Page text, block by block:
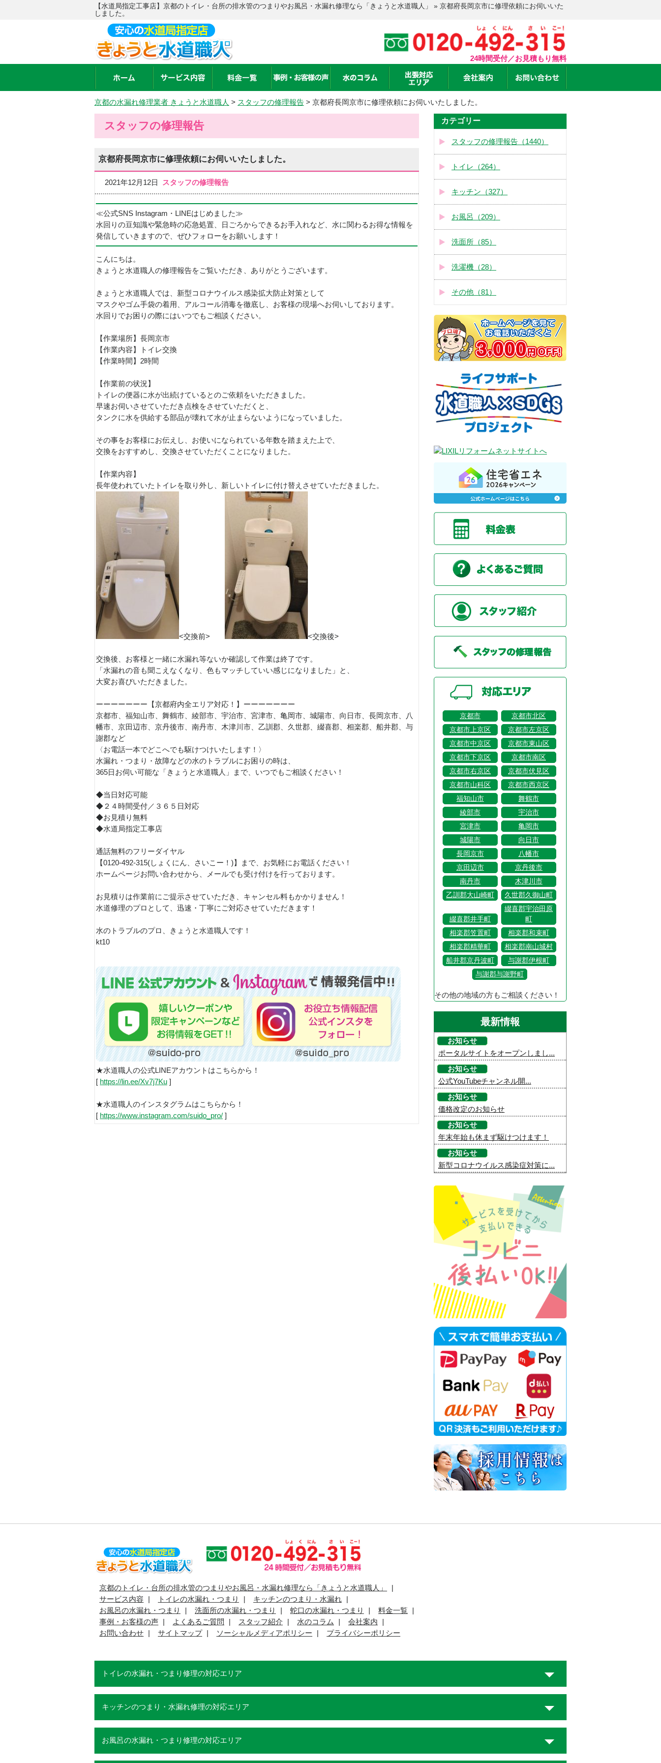
【水道局指定工事店】京都のトイレ・台所の排水管のつまりやお風呂・水漏れ修理なら「きょうと水道職人」 » 京都府長岡京市に修理依頼にお伺いいた
しました。
24時間受付／お見積もり無料
京都の水漏れ修理業者 きょうと水道職人 > スタッフの修理報告 > 京都府長岡京市に修理依頼にお伺いいたしました。
スタッフの修理報告
京都府長岡京市に修理依頼にお伺いいたしました。
2021年12月12日 スタッフの修理報告
≪公式SNS Instagram・LINEはじめました≫
水回りの豆知識や緊急時の応急処置、日ごろからできるお手入れなど、水に関わるお得な情報を
発信していきますので、ぜひフォローをお願いします！
こんにちは。
きょうと水道職人の修理報告をご覧いただき、ありがとうございます。
きょうと水道職人では、新型コロナウイルス感染拡大防止対策として
マスクやゴム手袋の着用、アルコール消毒を徹底し、お客様の現場へお伺いしております。
水回りでお困りの際にはいつでもご相談ください。
【作業場所】長岡京市
【作業内容】トイレ交換
【作業時間】2時間
【作業前の状況】
トイレの便器に水が出続けているとのご依頼をいただきました。
早速お伺いさせていただき点検をさせていただくと、
タンクに水を供給する部品が壊れて水が止まらないようになっていました。
その事をお客様にお伝えし、お使いになられている年数を踏まえた上で、
交換をおすすめし、交換させていただくことになりました。
【作業内容】
長年使われていたトイレを取り外し、新しいトイレに付け替えさせていただきました。
<交換前> <交換後>
交換後、お客様と一緒に水漏れ等ないか確認して作業は終了です。
「水漏れの音も聞こえなくなり、色もマッチしていい感じになりました」と、
大変お喜びいただきました。
ーーーーーーー【京都府内全エリア対応！】ーーーーーーー
京都市、福知山市、舞鶴市、綾部市、宇治市、宮津市、亀岡市、城陽市、向日市、長岡京市、八
幡市、京田辺市、京丹後市、南丹市、木津川市、乙訓郡、久世郡、綴喜郡、相楽郡、船井郡、与
謝郡など
〈お電話一本でどこへでも駆けつけいたします！〉
水漏れ・つまり・故障などの水のトラブルにお困りの時は、
365日お伺い可能な「きょうと水道職人」まで、いつでもご相談ください！
◆当日対応可能
◆２４時間受付／３６５日対応
◆お見積り無料
◆水道局指定工事店
通話無料のフリーダイヤル
【0120-492-315(しょくにん、さいこー！)】まで、お気軽にお電話ください！
ホームページお問い合わせから、メールでも受け付けを行っております。
お見積りは作業前にご提示させていただき、キャンセル料もかかりません！
水道修理のプロとして、迅速・丁寧にご対応させていただきます！
水のトラブルのプロ、きょうと水道職人です！
kt10
★水道職人の公式LINEアカウントはこちらから！
[ https://lin.ee/Xv7j7Ku ]
★水道職人のインスタグラムはこちらから！
[ https://www.instagram.com/suido_pro/ ]
カテゴリー
スタッフの修理報告（1440）
トイレ（264）
キッチン（327）
お風呂（209）
洗面所（85）
洗濯機（28）
その他（81）
京都市
京都市北区
京都市上京区
京都市左京区
京都市中京区
京都市東山区
京都市下京区
京都市南区
京都市右京区
京都市伏見区
京都市山科区
京都市西京区
福知山市
舞鶴市
綾部市
宇治市
宮津市
亀岡市
城陽市
向日市
長岡京市
八幡市
京田辺市
京丹後市
南丹市
木津川市
乙訓郡大山崎町
久世郡久御山町
綴喜郡井手町
綴喜郡宇治田原
町
相楽郡笠置町
相楽郡和束町
相楽郡精華町
相楽郡南山城村
船井郡京丹波町
与謝郡伊根町
与謝郡与謝野町
その他の地域の方もご相談ください！
最新情報
お知らせ
ポータルサイトをオープンしまし...
お知らせ
公式YouTubeチャンネル開...
お知らせ
価格改定のお知らせ
お知らせ
年末年始も休まず駆けつけます！
お知らせ
新型コロナウイルス感染症対策に...
京都のトイレ・台所の排水管のつまりやお風呂・水漏れ修理なら「きょうと水道職人」
サービス内容
トイレの水漏れ・つまり
キッチンのつまり・水漏れ
お風呂の水漏れ・つまり
洗面所の水漏れ・つまり 蛇口の水漏れ・つまり
料金一覧
事例・お客様の声
よくあるご質問 スタッフ紹介 水のコラム
会社案内
お問い合わせ
サイトマップ ソーシャルメディアポリシー プライバシーポリシー
トイレの水漏れ・つまり修理の対応エリア
キッチンのつまり・水漏れ修理の対応エリア
お風呂の水漏れ・つまり修理の対応エリア